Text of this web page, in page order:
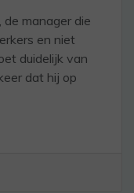
manager die
en niet
duidelijk van
dat hij op